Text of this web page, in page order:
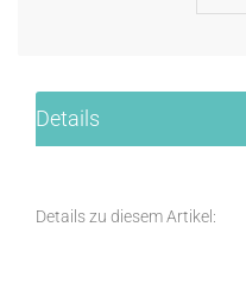
Details
Details zu diesem Artikel: